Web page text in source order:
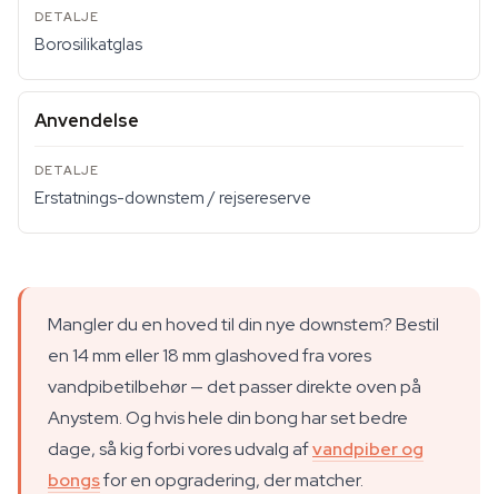
Borosilikatglas
Anvendelse
Erstatnings-downstem / rejsereserve
Mangler du en hoved til din nye downstem? Bestil
en 14 mm eller 18 mm glashoved fra vores
vandpibetilbehør — det passer direkte oven på
Anystem. Og hvis hele din bong har set bedre
dage, så kig forbi vores udvalg afvandpiber og
bongsfor en opgradering, der matcher.